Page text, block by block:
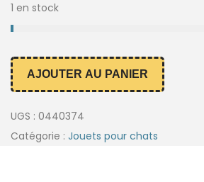
1 en stock
AJOUTER AU PANIER
UGS : 0440374
Catégorie : Jouets pour chats